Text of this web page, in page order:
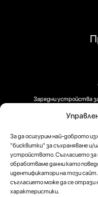
За да осигурим най-доброто
"бисквитки" за съхраняване и/
устройството. Съгласието за
обработваме данни като
идентификатори на този
съгласието може да се отрази
характеристики.
Зарядни устройства